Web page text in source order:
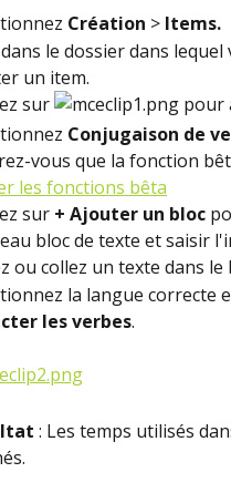
Création > Items.
le dossier dans lequel
un item.
sur
pour
Conjugaison de
vous que la fonction
les fonctions bêta
sur + Ajouter un bloc
bloc de texte et saisir
ou collez un texte dans
la langue correcte
les verbes.
: Les temps utilisés